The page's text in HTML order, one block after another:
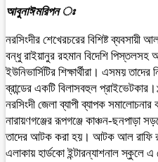
আবুনাঈমরিপন ঃ
নরসিংদীর শেখেরচরের বিশিষ্ট
বন্ধু রাইয়ানুর রহমান বিদেশি
ইউনিভার্সিটির শিক্ষার্থীরা। এসময়
ব্রান্ডের একটি বিলাসবহুল
নরসিংদী জেলা ব্যাপী ব্যাপক
নারায়ণগঞ্জের রূপগঞ্জে কাঞ্চন-ছনপাড়া
তাদের আটক করা হয়। আটক আল রাফি
এলাকায় হার্ডকো ইন্টারন্যাশনাল